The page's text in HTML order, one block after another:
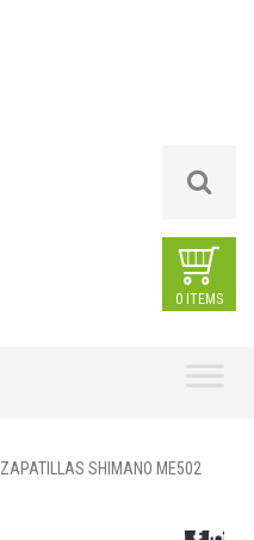
0 ITEMS
ZAPATILLAS SHIMANO ME502